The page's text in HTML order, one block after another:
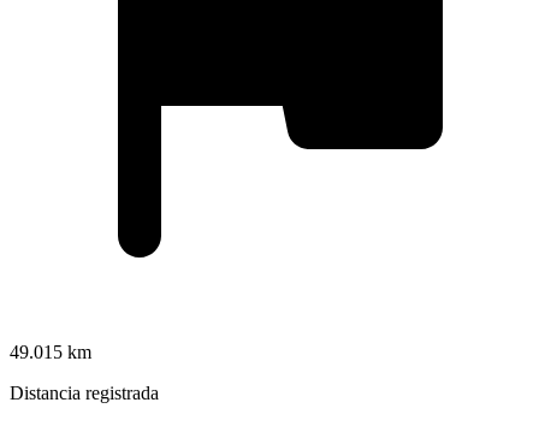
49.015 km
Distancia registrada